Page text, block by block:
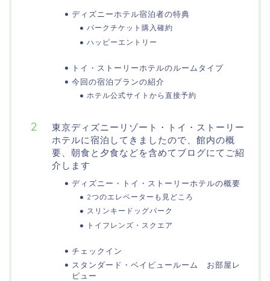
ディズニーホテル宿泊者の特典
パークチケット購入確約
ハッピーエントリー
トイ・ストーリーホテルのルームタイプ
今回の宿泊プランの紹介
ホテル公式サイトから直接予約
東京ディズニーリゾート・トイ・ストーリー
ホテルに宿泊してきましたので、館内の概
要、朝食と夕食などを含めてブログにてご紹
介します
ディズニー・トイ・ストーリーホテルの概要
2つのエレベーターも見どころ
スリンキードッグパーク
トイフレンズ・スクエア
チェックイン
スタンダード・ベイビュールーム お部屋レ
ビュー